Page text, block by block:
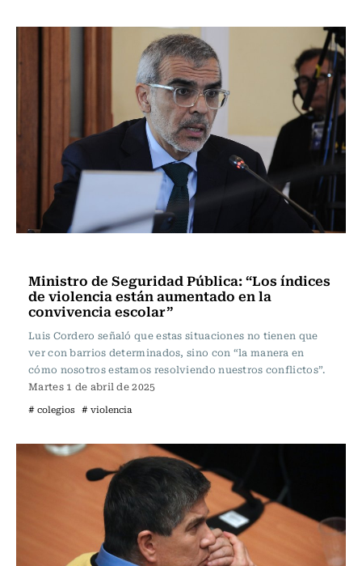
Ministro de Seguridad Pública: “Los índices
de violencia están aumentado en la
convivencia escolar”
Luis Cordero señaló que estas situaciones no tienen que
ver con barrios determinados, sino con “la manera en
cómo nosotros estamos resolviendo nuestros conflictos”.
Martes 1 de abril de 2025
# colegios # violencia